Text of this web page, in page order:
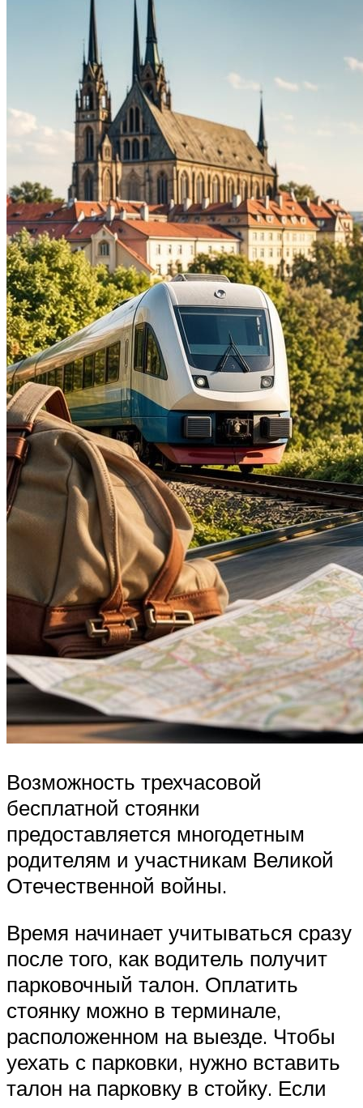
Возможность трехчасовой
бесплатной стоянки
предоставляется многодетным
родителям и участникам Великой
Отечественной войны.
Время начинает учитываться сразу
после того, как водитель получит
парковочный талон. Оплатить
стоянку можно в терминале,
расположенном на выезде. Чтобы
уехать с парковки, нужно вставить
талон на парковку в стойку. Если